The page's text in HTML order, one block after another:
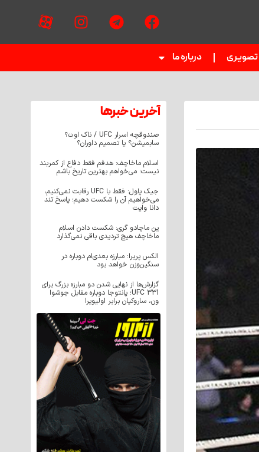
تصویری درباره ما
آخرین خبر‌‌ها
صندوقچه اسرار UFC / ناک اوت؟
سابمیشن؟ یا تصمیم داوران؟
اسلام ماخاچف: هدفم فقط دفاع از کمربند
نیست؛ می‌خواهم بهترین تاریخ باشم
جیک پاول: فقط با UFC رقابت نمی‌کنیم،
می‌خواهیم آن را شکست دهیم؛ پاسخ تند
دانا وایت
ین ماچادو گری: شکست دادن اسلام
ماخاچف هیچ تردیدی باقی نمی‌گذارد
الکس پریرا: مبارزه بعدی‌ام دوباره در
سنگین‌وزن خواهد بود
گزارش‌ها از نهایی شدن دو مبارزه بزرگ برای
UFC 331؛ پانتوجا دوباره مقابل جوشوا
ون، ساروکیان برابر اولیویرا